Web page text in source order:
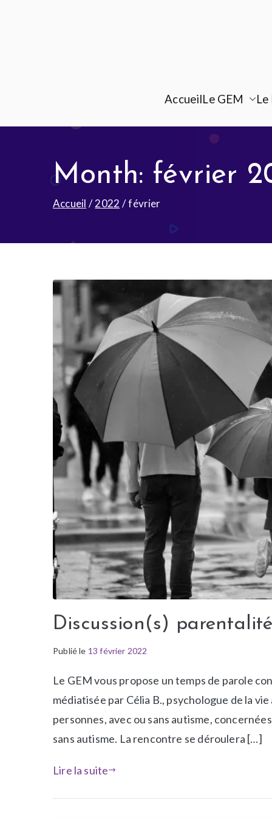
AccueilLe GEM Le
Month: février
Accueil 2022 février
Discussion(s)
Publié le 13 février 2022
P
b
l
é
d
n
É
i
q
e
t
R
Le GEM vous propose un temps de parole
médiatisée par Célia B., psychologue de la
personnes, avec ou sans autisme,
sans autisme. La rencontre se déroulera […]
Lire la suite